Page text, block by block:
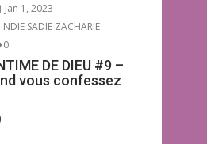
Jan 1, 2023
NDIE SADIE ZACHARIE
0
DE DIEU #9 –
vous confessez